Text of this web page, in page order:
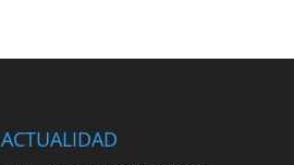
ACTUALIDAD